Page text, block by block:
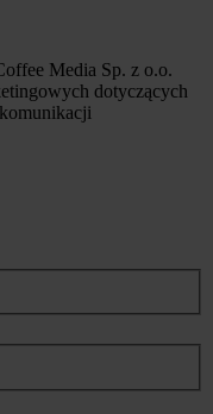
Media Sp. z o.o.
dotyczących